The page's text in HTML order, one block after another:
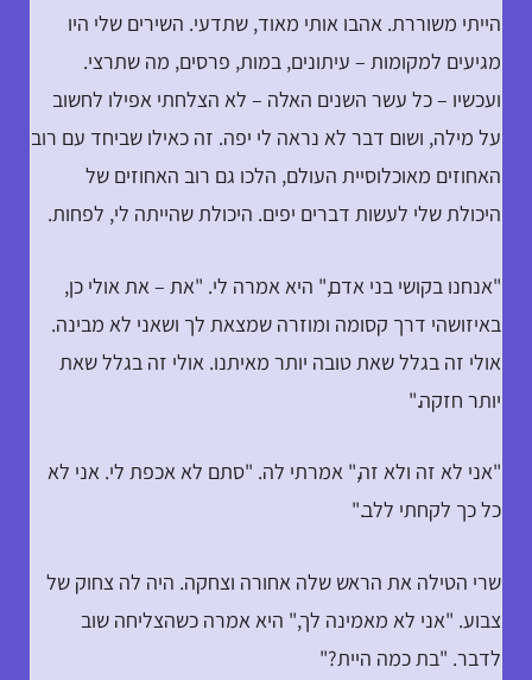
הייתי משוררת. אהבו אותי מאוד, שתדעי. השירים שלי היו
מגיעים למקומות – עיתונים, במות, פרסים, מה שתרצי.
ועכשיו – כל עשר השנים האלה – לא הצלחתי אפילו לחשוב
על מילה, ושום דבר לא נראה לי יפה. זה כאילו שביחד עם רוב
האחוזים מאוכלוסיית העולם, הלכו גם רוב האחוזים של
היכולת שלי לעשות דברים יפים. היכולת שהייתה לי, לפחות.
"אנחנו בקושי בני אדם," היא אמרה לי. "את – את אולי כן,
באיזושהי דרך קסומה ומוזרה שמצאת לך ושאני לא מבינה.
אולי זה בגלל שאת טובה יותר מאיתנו. אולי זה בגלל שאת
יותר חזקה."
"אני לא זה ולא זה," אמרתי לה. "סתם לא אכפת לי. אני לא
כל כך לקחתי ללב."
שרי הטילה את הראש שלה אחורה וצחקה. היה לה צחוק של
צבוע. "אני לא מאמינה לך," היא אמרה כשהצליחה שוב
לדבר. "בת כמה היית?"